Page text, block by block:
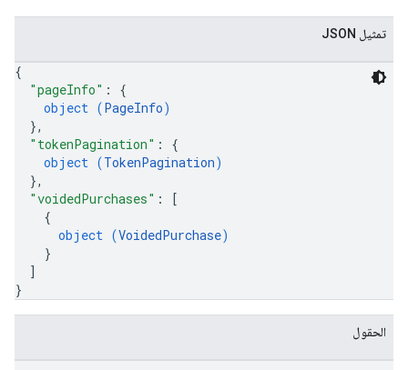
تمثيل JSON
{
"pageInfo" : {
object (PageInfo)
},
"tokenPagination" : {
object (TokenPagination)
},
"voidedPurchases" :
[
{
object (VoidedPurchase)
}
]
}
الحقول